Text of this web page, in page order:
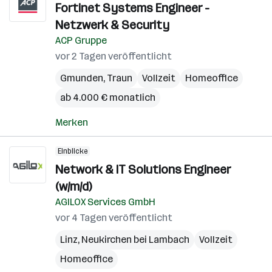
Fortinet Systems Engineer -
Netzwerk & Security
ACP Gruppe
vor 2 Tagen veröffentlicht
Gmunden, Traun Vollzeit
Homeoffice
ab 4.000 € monatlich
Merken
Einblicke
Network & IT Solutions Engineer
(w/m/d)
AGILOX Services GmbH
vor 4 Tagen veröffentlicht
Linz, Neukirchen bei Lambach
Vollzeit
Homeoffice